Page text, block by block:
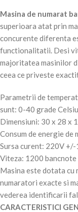
Masina de numarat
superioara atat prin
concurente diferenta
functionalitatii. Desi
majoritatea masinilor
ceea ce priveste
Parametrii de
sunt: 0-40 grade
Dimensiuni: 30 x 28 x
Consum de energie de
Sursa curent: 220V
Viteza: 1200 bancnote
Masina este dotata cu
numaratori exacte si
vederea identificarii
CARACTERISTICI